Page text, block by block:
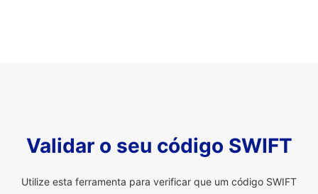
Validar o seu código SWIFT
Utilize esta ferramenta para verificar que um código SWIFT